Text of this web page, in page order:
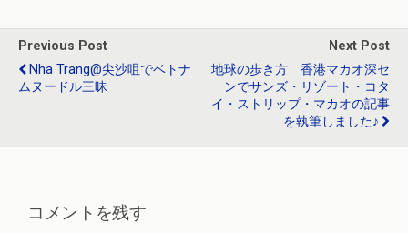
o
o
k
a
n
Previous Post
Nha Trang@尖沙咀でベトナ
ムヌードル三昧
Next Post
地球の歩き方 香港マカオ深セ
ンでサンズ・リゾート・コタ
イ・ストリップ・マカオの記事
を執筆しました♪
コメントを残す